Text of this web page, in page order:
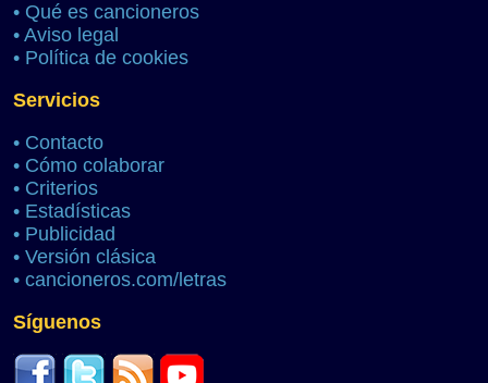
• Qué es cancioneros
• Aviso legal
• Política de cookies
Servicios
• Contacto
• Cómo colaborar
• Criterios
• Estadísticas
• Publicidad
• Versión clásica
• cancioneros.com/letras
Síguenos